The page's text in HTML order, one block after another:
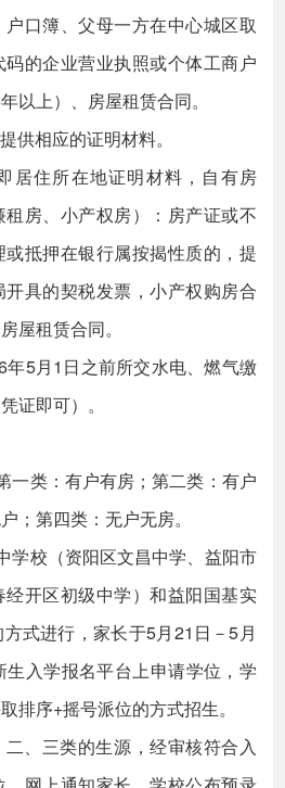
口簿、父母一方在中心城区取
的企业营业执照或个体工商户
以上）、房屋租赁合同。
相应的证明材料。
住所在地证明材料，自有房
租房、小产权房）：房产证或不
抵押在银行属按揭性质的，提
具的契税发票，小产权购房合
屋租赁合同。
5月1日之前所交水电、燃气缴
证即可）。
类：有户有房；第二类：有户
；第四类：无户无房。
校（资阳区文昌中学、益阳市
开区初级中学）和益阳国基实
式进行，家长于5月21日－5月
入学报名平台上申请学位，学
排序+摇号派位的方式招生。
、三类的生源，经审核符合入